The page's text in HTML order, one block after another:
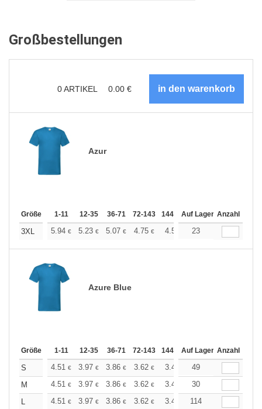
Großbestellungen
0ARTIKEL 0.00 €
Azur
Größe 1-11 12-35 36-71 72-143 144-287 288 + Mehr
Auf Lager Anzahl
3XL 5.94 € 5.23 € 5.07 € 4.75 € 4.51 4.43
23
Azure Blue
Größe 1-11 12-35 36-71 72-143 144-287 288 + Mehr
Auf Lager Anzahl
S 4.51 € 3.97 € 3.86 € 3.62 € 3.44 3.37
49
M
4.51 € 3.97 € 3.86 € 3.62 € 3.44 3.37
30
L
4.51 € 3.97 € 3.86 € 3.62 € 3.44 3.37
114